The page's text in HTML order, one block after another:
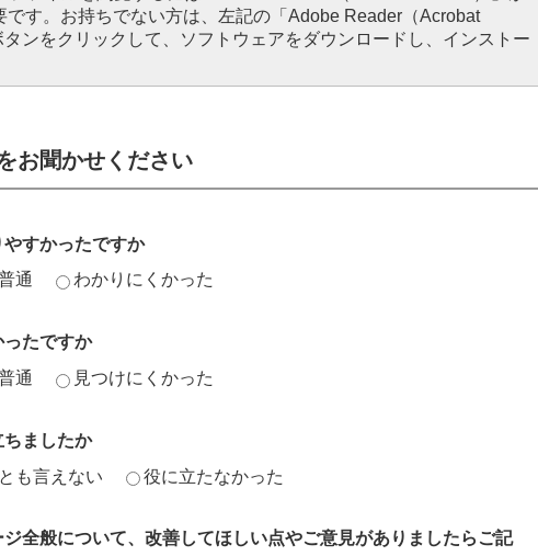
です。お持ちでない方は、左記の「Adobe Reader（Acrobat
ンをクリックして、ソフトウェアをダウンロードし、インストー
お聞かせください
すかったですか
通 わかりにくかった
ったですか
通 見つけにくかった
ちましたか
も言えない 役に立たなかった
全般について、改善してほしい点やご意見がありましたらご記